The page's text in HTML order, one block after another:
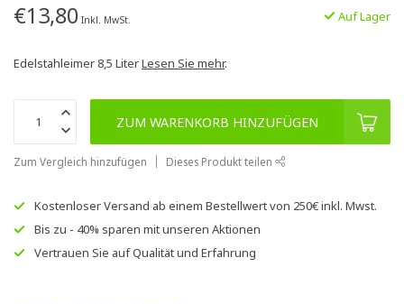
€13,80 Inkl. MwSt. Auf Lager
Edelstahleimer 8,5 LiterLesen Sie mehr.
ZUM WARENKORB HINZUFÜGEN
Zum Vergleich hinzufügen Dieses Produkt teilen
Kostenloser Versand ab einem Bestellwert von 250€inkl. Mwst.
Bis zu - 40% sparen mit unseren Aktionen
Vertrauen Sie aufQualität und Erfahrung